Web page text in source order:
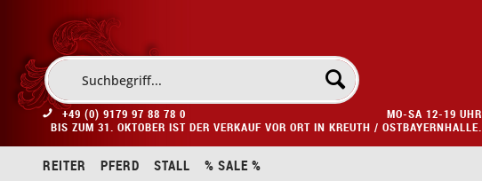
+49 (0) 9179 97 88 78 0
MO-SA 12-19 UHR
BIS ZUM 31. OKTOBER IST DER VERKAUF VOR ORT IN KREUTH / OSTBAYERNHALLE.
REITER PFERD STALL % SALE %